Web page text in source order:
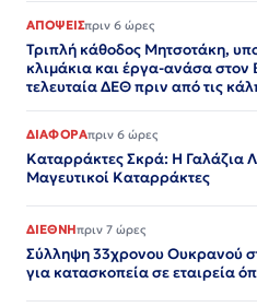
ΑΠΟΨΕΙΣπριν 6 ώρες
Τριπλή κάθοδος Μητσοτάκη,
κλιμάκια και έργα-ανάσα στον
τελευταία ΔΕΘ πριν από τις
ΔΙΑΦΟΡΑπριν 6 ώρες
Καταρράκτες Σκρά: Η Γαλάζια
Μαγευτικοί Καταρράκτες
ΔΙΕΘΝΗπριν 7 ώρες
Σύλληψη 33χρονου Ουκρανού
για κατασκοπεία σε εταιρεία